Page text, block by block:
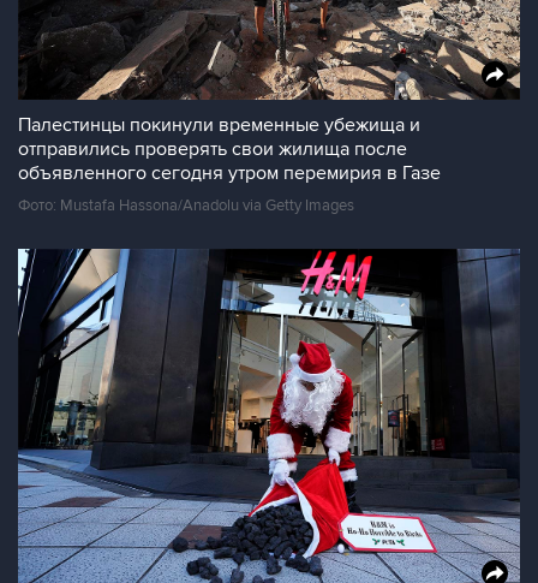
Палестинцы покинули временные убежища и
отправились проверять свои жилища после
объявленного сегодня утром перемирия в Газе
Фото: Mustafa Hassona/Anadolu via Getty Images